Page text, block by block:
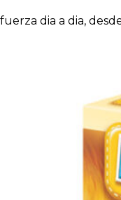
dia a dia,